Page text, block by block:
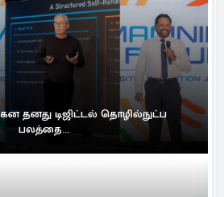
தனது டிஜிட்டல் தொழில்நுட்ப
பலத்தை...